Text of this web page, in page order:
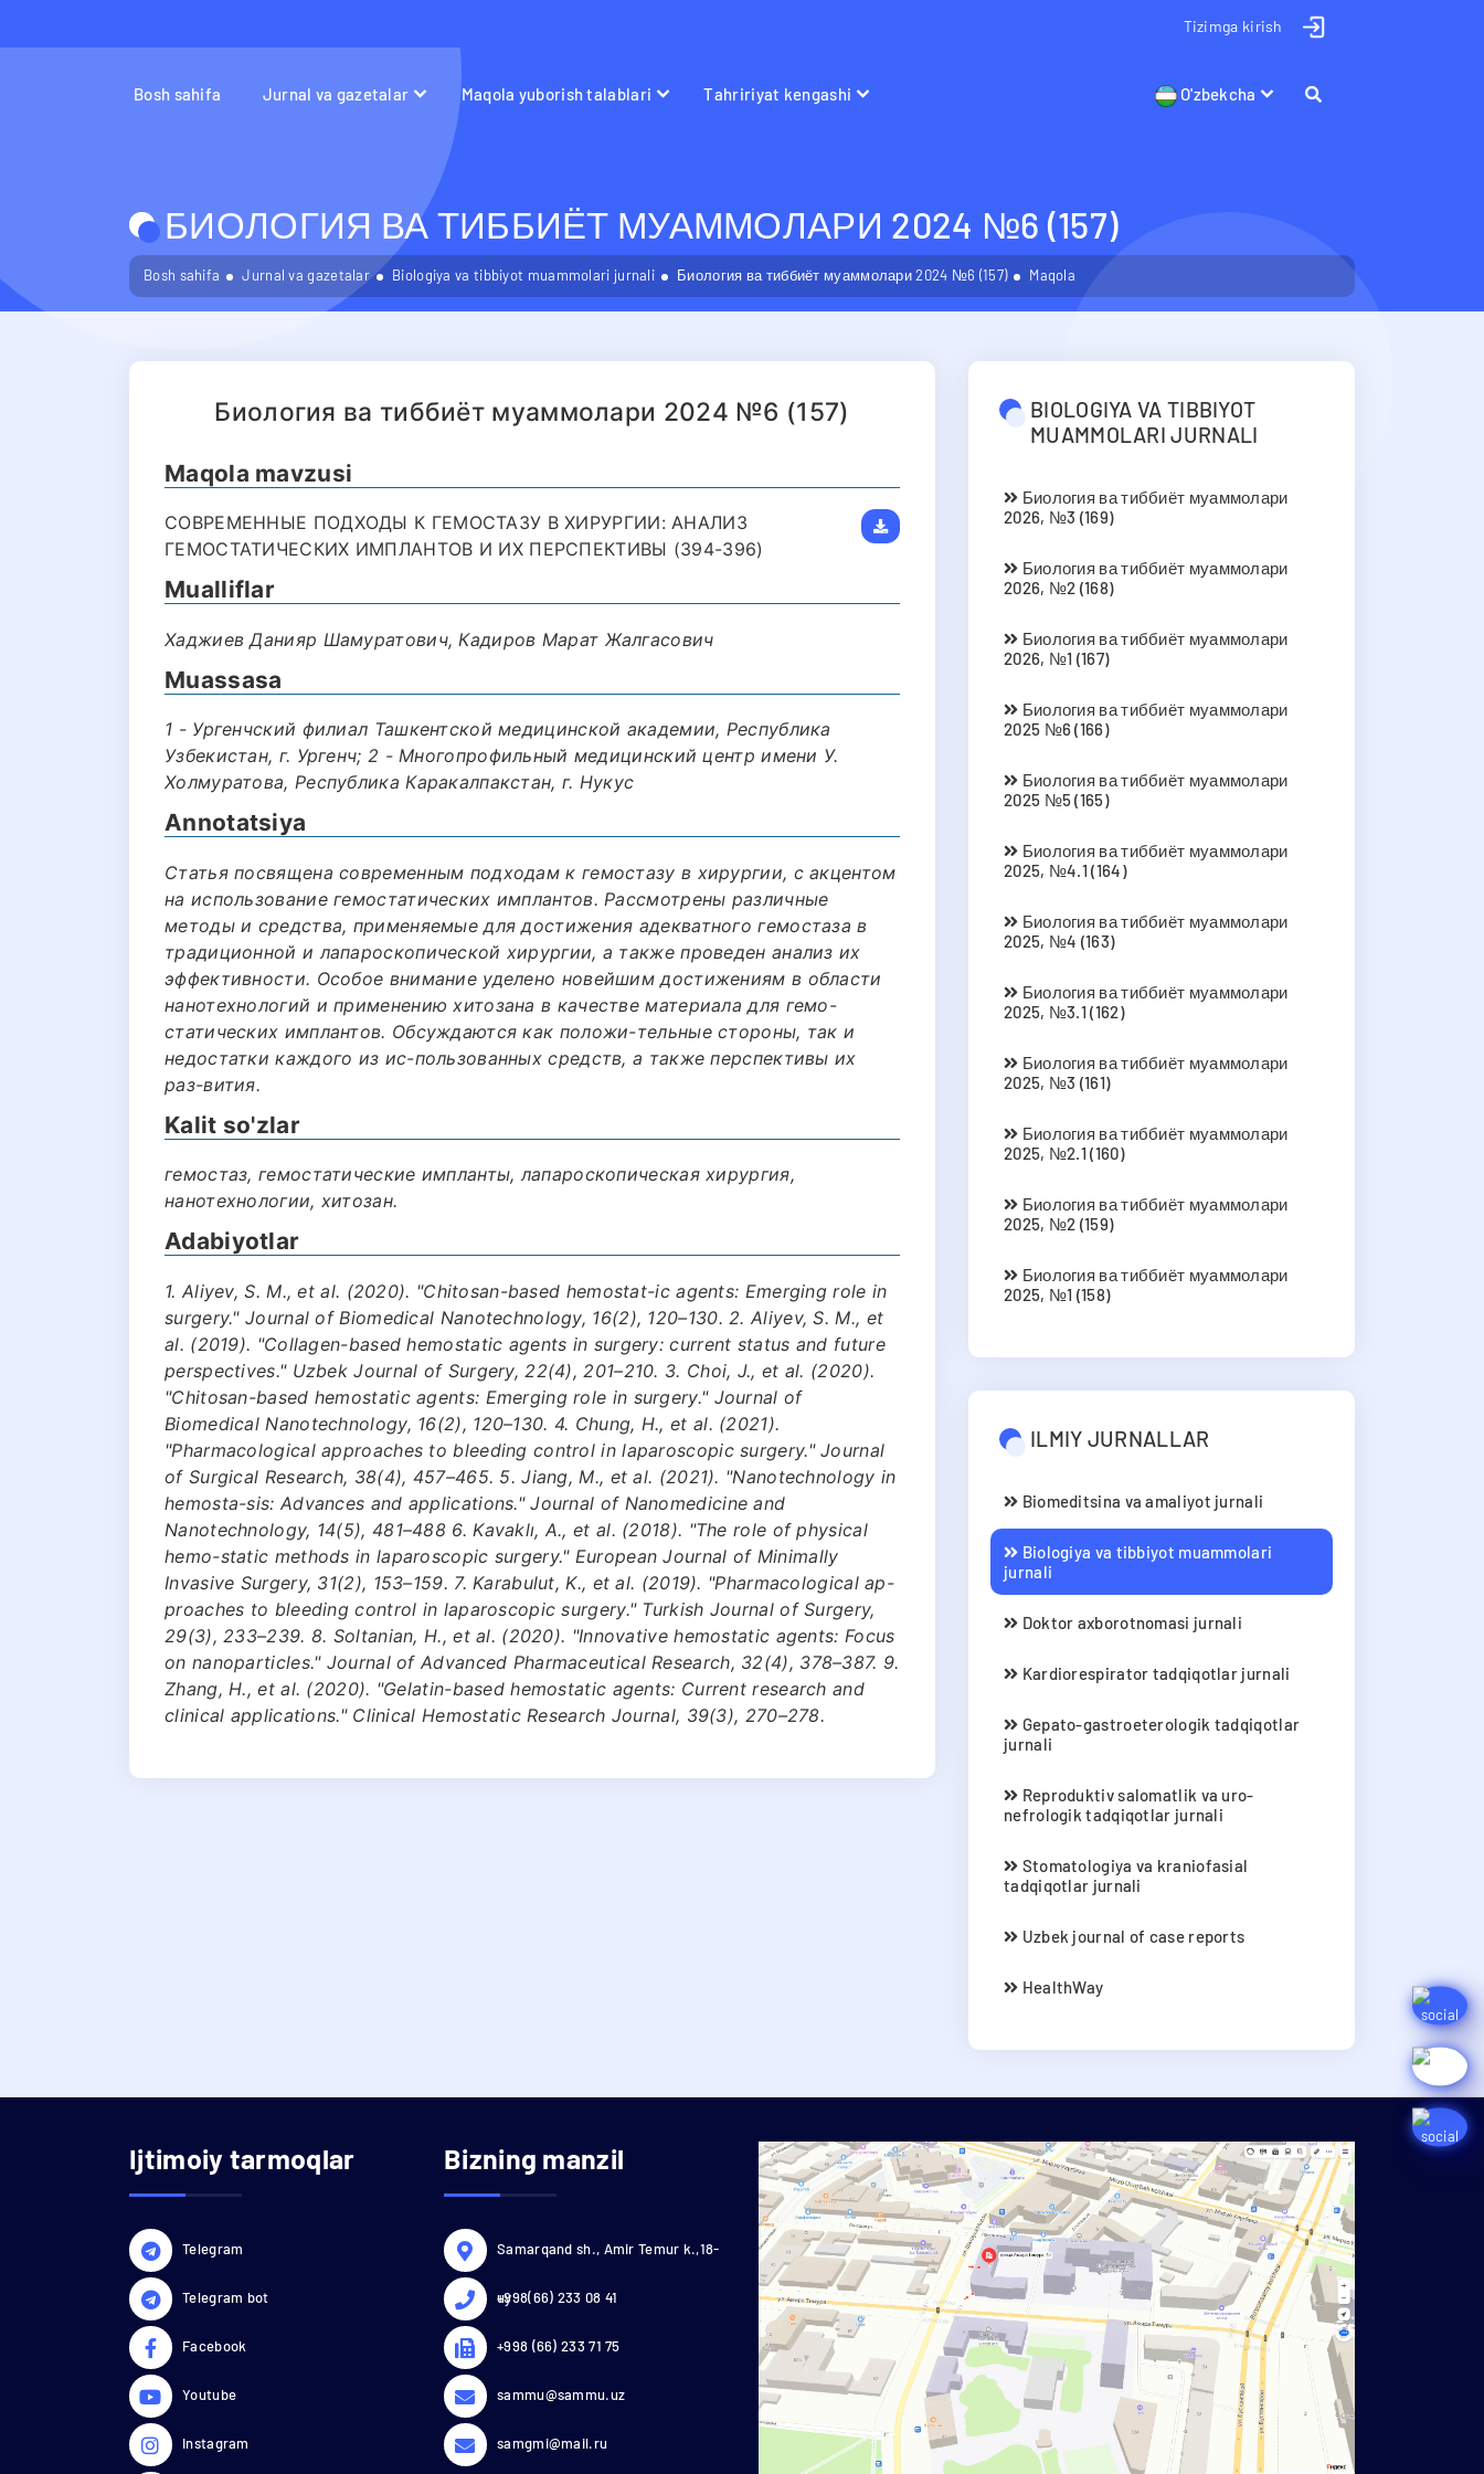
Tizimga kirish
Bosh sahifa Jurnal va gazetalar Maqola yuborish talablari Tahririyat kengashi O'zbekcha
БИОЛОГИЯ ВА ТИББИЁТ МУАММОЛАРИ 2024 №6 (157)
Bosh sahifa Jurnal va gazetalar Biologiya va tibbiyot muammolari jurnali Биология ва тиббиёт муаммолари 2024 №6 (157) Maqola
Биология ва тиббиёт муаммолари 2024 №6 (157)
Maqola mavzusi
СОВРЕМЕННЫЕ ПОДХОДЫ К ГЕМОСТАЗУ В ХИРУРГИИ: АНАЛИЗ
ГЕМОСТАТИЧЕСКИХ ИМПЛАНТОВ И ИХ ПЕРСПЕКТИВЫ (394-396)
Mualliflar
Хаджиев Данияр Шамуратович, Кадиров Марат Жалгасович
Muassasa
1 - Ургенчский филиал Ташкентской медицинской академии, Республика
Узбекистан, г. Ургенч; 2 - Многопрофильный медицинский центр имени У.
Холмуратова, Республика Каракалпакстан, г. Нукус
Annotatsiya
Статья посвящена современным подходам к гемостазу в хирургии, с акцентом
на использование гемостатических имплантов. Рассмотрены различные
методы и средства, применяемые для достижения адекватного гемостаза в
традиционной и лапароскопической хирургии, а также проведен анализ их
эффективности. Особое внимание уделено новейшим достижениям в области
нанотехнологий и применению хитозана в качестве материала для гемо-
статических имплантов. Обсуждаются как положи-тельные стороны, так и
недостатки каждого из ис-пользованных средств, а также перспективы их
раз-вития.
Kalit so'zlar
гемостаз, гемостатические импланты, лапароскопическая хирургия,
нанотехнологии, хитозан.
Adabiyotlar
1. Aliyev, S. M., et al. (2020). "Chitosan-based hemostat-ic agents: Emerging role in
surgery." Journal of Biomedical Nanotechnology, 16(2), 120–130. 2. Aliyev, S. M., et
al. (2019). "Collagen-based hemostatic agents in surgery: current status and future
perspectives." Uzbek Journal of Surgery, 22(4), 201–210. 3. Choi, J., et al. (2020).
"Chitosan-based hemostatic agents: Emerging role in surgery." Journal of
Biomedical Nanotechnology, 16(2), 120–130. 4. Chung, H., et al. (2021).
"Pharmacological approaches to bleeding control in laparoscopic surgery." Journal
of Surgical Research, 38(4), 457–465. 5. Jiang, M., et al. (2021). "Nanotechnology in
hemosta-sis: Advances and applications." Journal of Nanomedicine and
Nanotechnology, 14(5), 481–488 6. Kavaklı, A., et al. (2018). "The role of physical
hemo-static methods in laparoscopic surgery." European Journal of Minimally
Invasive Surgery, 31(2), 153–159. 7. Karabulut, K., et al. (2019). "Pharmacological ap-
proaches to bleeding control in laparoscopic surgery." Turkish Journal of Surgery,
29(3), 233–239. 8. Soltanian, H., et al. (2020). "Innovative hemostatic agents: Focus
on nanoparticles." Journal of Advanced Pharmaceutical Research, 32(4), 378–387. 9.
Zhang, H., et al. (2020). "Gelatin-based hemostatic agents: Current research and
clinical applications." Clinical Hemostatic Research Journal, 39(3), 270–278.
BIOLOGIYA VA TIBBIYOT
MUAMMOLARI JURNALI
Биология ва тиббиёт муаммолари
2026, №3 (169)
Биология ва тиббиёт муаммолари
2026, №2 (168)
Биология ва тиббиёт муаммолари
2026, №1 (167)
Биология ва тиббиёт муаммолари
2025 №6 (166)
Биология ва тиббиёт муаммолари
2025 №5 (165)
Биология ва тиббиёт муаммолари
2025, №4.1 (164)
Биология ва тиббиёт муаммолари
2025, №4 (163)
Биология ва тиббиёт муаммолари
2025, №3.1 (162)
Биология ва тиббиёт муаммолари
2025, №3 (161)
Биология ва тиббиёт муаммолари
2025, №2.1 (160)
Биология ва тиббиёт муаммолари
2025, №2 (159)
Биология ва тиббиёт муаммолари
2025, №1 (158)
ILMIY JURNALLAR
Biomeditsina va amaliyot jurnali
Biologiya va tibbiyot muammolari
jurnali
Doktor axborotnomasi jurnali
Kardiorespirator tadqiqotlar jurnali
Gepato-gastroeterologik tadqiqotlar
jurnali
Reproduktiv salomatlik va uro-
nefrologik tadqiqotlar jurnali
Stomatologiya va kraniofasial
tadqiqotlar jurnali
Uzbek journal of case reports
HealthWay
Ijtimoiy tarmoqlar
Telegram
Telegram bot
Facebook
Youtube
Instagram
Bizning manzil
Samarqand sh., Amir Temur k.,18-
uy
+998(66) 233 08 41
+998 (66) 233 71 75
sammu@sammu.uz
samgmi@mail.ru